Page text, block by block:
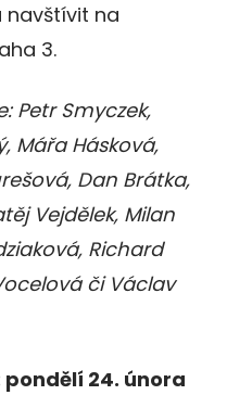
navštívit na
3.
Petr Smyczek,
Mářa Hásková,
Dan Brátka,
Vejdělek, Milan
Richard
či Václav
24. února